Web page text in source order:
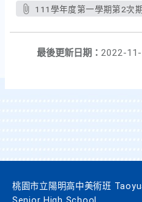
111學年度第一學期第2次
最後更新日期： 2022-
桃園市立陽明高中美術班